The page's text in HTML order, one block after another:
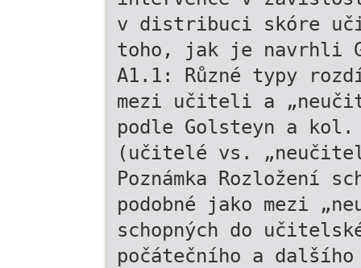
v distribuci skóre
toho, jak je navrhli
A1.1: Různé typy
mezi učiteli a
podle Golsteyn a
(učitelé vs.
Poznámka Rozložení
podobné jako mezi
schopných do
počátečního a